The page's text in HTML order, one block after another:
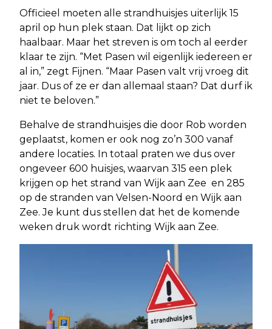
Officieel moeten alle strandhuisjes uiterlijk 15
april op hun plek staan. Dat lijkt op zich
haalbaar. Maar het streven is om toch al eerder
klaar te zijn. “Met Pasen wil eigenlijk iedereen er
al in,” zegt Fijnen. “Maar Pasen valt vrij vroeg dit
jaar. Dus of ze er dan allemaal staan? Dat durf ik
niet te beloven.”
Behalve de strandhuisjes die door Rob worden
geplaatst, komen er ook nog zo’n 300 vanaf
andere locaties. In totaal praten we dus over
ongeveer 600 huisjes, waarvan 315 een plek
krijgen op het strand van Wijk aan Zee en 285
op de stranden van Velsen-Noord en Wijk aan
Zee. Je kunt dus stellen dat het de komende
weken druk wordt richting Wijk aan Zee.